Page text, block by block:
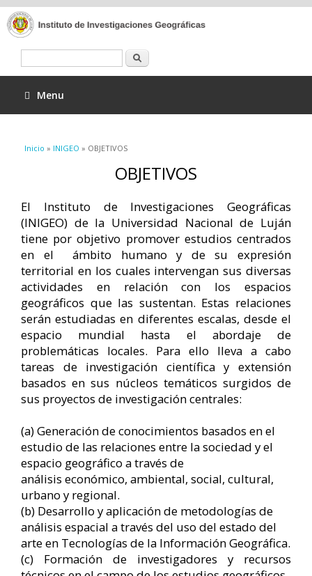
Menu
Se encuentra usted aquí
Inicio » INIGEO » OBJETIVOS
OBJETIVOS
El Instituto de Investigaciones Geográficas
(INIGEO) de la Universidad Nacional de Luján
tiene por objetivo promover estudios centrados
en el ámbito humano y de su expresión
territorial en los cuales intervengan sus diversas
actividades en relación con los espacios
geográficos que las sustentan. Estas relaciones
serán estudiadas en diferentes escalas, desde el
espacio mundial hasta el abordaje de
problemáticas locales. Para ello lleva a cabo
tareas de investigación científica y extensión
basados en sus núcleos temáticos surgidos de
sus proyectos de investigación centrales:
(a) Generación de conocimientos basados en el
estudio de las relaciones entre la sociedad y el
espacio geográfico a través de
análisis económico, ambiental, social, cultural,
urbano y regional.
(b) Desarrollo y aplicación de metodologías de
análisis espacial a través del uso del estado del
arte en Tecnologías de la Información Geográfica.
(c) Formación de investigadores y recursos